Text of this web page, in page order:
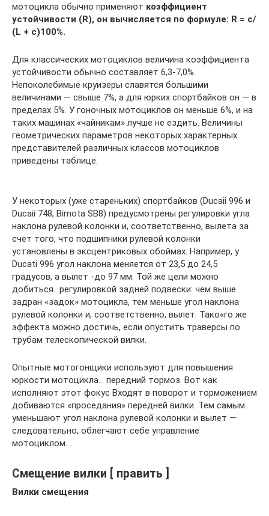
мотоцикла обычно применяют коэффициент
устойчивости (R), он вычисляется по формуле: R = с/
(L + с)100%.
Для классических мотоциклов величина коэффициента
устойчивости обычно составляет 6,3-7,0%.
Непоколебимые круизеры славятся большими
величинами — свыше 7%, а для юрких спортбайков он — в
пределах 5%. У гоночных мотоциклов он меньше 6%, и на
таких машинах «чайникам» лучше не ездить. Величины
геометрических параметров некоторых характерных
представителей различных классов мотоциклов
приведены таблице.
У некоторых (уже стареньких) спортбайков (Ducaii 996 и
Ducaii 748, Bimota SB8) предусмотрены регулировки угла
наклона рулевой колонки и, соответственно, вылета за
счет того, что подшипники рулевой колонки
установлены в эксцентриковых обоймах. Например, у
Ducati 996 угол наклона меняется от 23,5 до 24,5
градусов, а вылет -до 97 мм. Той же цели можно
добиться.. регулировкой задней подвески: чем выше
задран «задок» мотоцикла, тем меньше угол наклона
рулевой колонки и, соответственно, вылет. Тако«го же
эффекта можно достичь, если опустить траверсы по
трубам телескопической вилки.
Опытные мотогонщики используют для повышения
юркости мотоцикла… передний тормоз. Вот как
исполняют этот фокус Входят в поворот и торможением
добиваются «проседания» передней вилки. Тем самым
уменьшают угол наклона рулевой колонки и вылет —
следовательно, облегчают себе управление
мотоциклом….
Смещение вилки [ править ]
Вилки смещения